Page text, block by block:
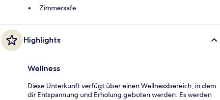
Zimmersafe
Highlights
Wellness
Diese Unterkunft verfügt über einen Wellnessbereich, in dem
dir Entspannung und Erholung geboten werden. Es werden